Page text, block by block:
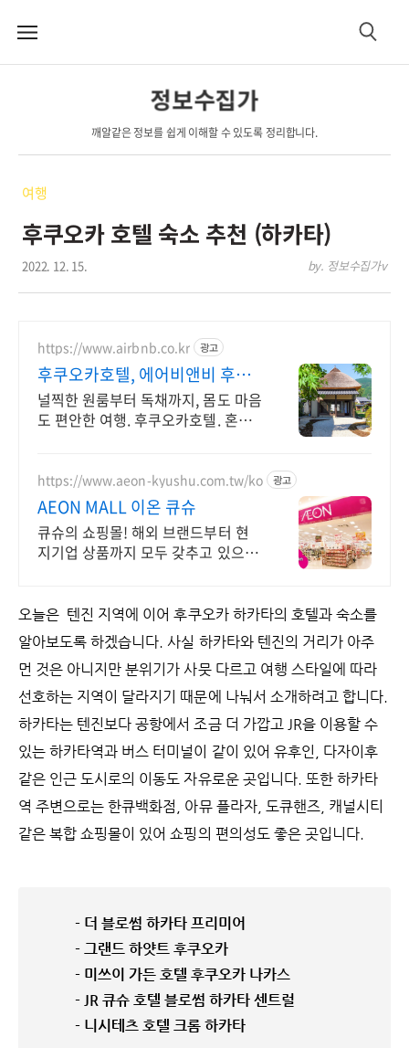
메
검
정보수집가
깨알같은 정보를 쉽게 이해할 수 있도록 정리합니다.
여행
후쿠오카 호텔 숙소 추천 (하카타)
2022. 12. 15. by. 정보수집가v
https://www.airbnb.co.kr 광고
후쿠오카호텔, 에어비앤비 후쿠
오카 인기숙소 둘러보기
널찍한 원룸부터 독채까지, 몸도 마음
도 편안한 여행. 후쿠오카호텔. 혼자
요.
https://www.aeon-kyushu.com.tw/ko 광고
AEON MALL 이온 큐슈
큐슈의 쇼핑몰! 해외 브랜드부터 현
지기업 상품까지 모두 갖추고 있으며
오늘은 텐진 지역에 이어 후쿠오카 하카타의 호텔과 숙소를
알아보도록 하겠습니다. 사실 하카타와 텐진의 거리가 아주
먼 것은 아니지만 분위기가 사뭇 다르고 여행 스타일에 따라
선호하는 지역이 달라지기 때문에 나눠서 소개하려고 합니다.
하카타는 텐진보다 공항에서 조금 더 가깝고 JR을 이용할 수
있는 하카타역과 버스 터미널이 같이 있어 유후인, 다자이후
같은 인근 도시로의 이동도 자유로운 곳입니다. 또한 하카타
역 주변으로는 한큐백화점, 아뮤 플라자, 도큐핸즈, 캐널시티
같은 복합 쇼핑몰이 있어 쇼핑의 편의성도 좋은 곳입니다.
- 더 블로썸 하카타 프리미어
- 그랜드 하얏트 후쿠오카
- 미쓰이 가든 호텔 후쿠오카 나카스
- JR 큐슈 호텔 블로썸 하카타 센트럴
- 니시테츠 호텔 크롬 하카타